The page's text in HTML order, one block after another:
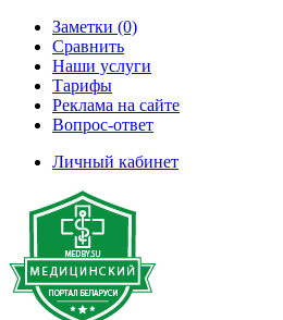
Заметки (0)
Сравнить
Наши услуги
Тарифы
Реклама на сайте
Вопрос-ответ
Личный кабинет